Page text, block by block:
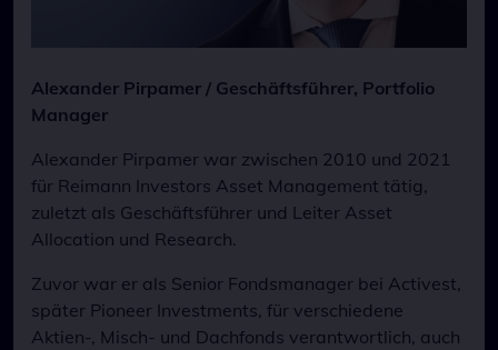
Alexander Pirpamer / Geschäftsführer, Portfolio
Manager
Alexander Pirpamer war zwischen 2010 und 2021
für Reimann Investors Asset Management tätig,
zuletzt als Geschäftsführer und Leiter Asset
Allocation und Research.
Zuvor war er als Senior Fondsmanager bei Activest,
später Pioneer Investments, für verschiedene
Aktien-, Misch- und Dachfonds verantwortlich, auch